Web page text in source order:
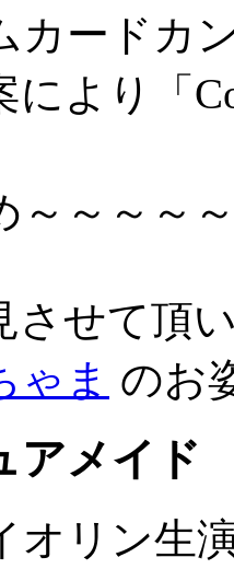
カードカ
により「
～～～～
させて頂
ゃま のお
アメイド
オリン生